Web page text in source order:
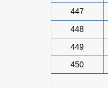
447
448
449
450